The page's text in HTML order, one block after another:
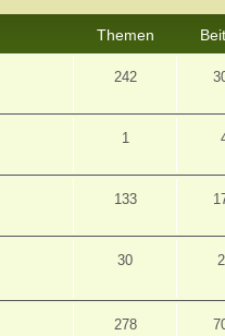
Themen
242
1
133
30
278